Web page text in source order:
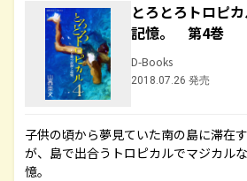
とろとろトロピ
記憶。 第4巻
D-Books
2018.07.26 発売
子供の頃から夢見ていた南の島に滞在
が、島で出合うトロピカルでマジカル
憶。